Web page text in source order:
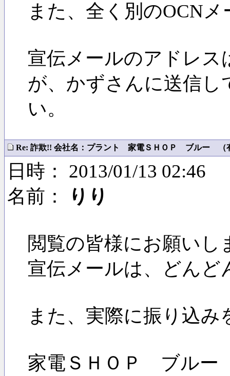
また、全く別のOCN
宣伝メールのアドレ
が、かずさんに送信
い。
Re: 詐欺!! 会社名：プラント 家電ＳＨＯＰ ブルー （
日時： 2013/01/13 02:46
名前：
りり
閲覧の皆様にお願いし
宣伝メールは、どんど
また、実際に振り込
家電ＳＨＯＰ ブルー